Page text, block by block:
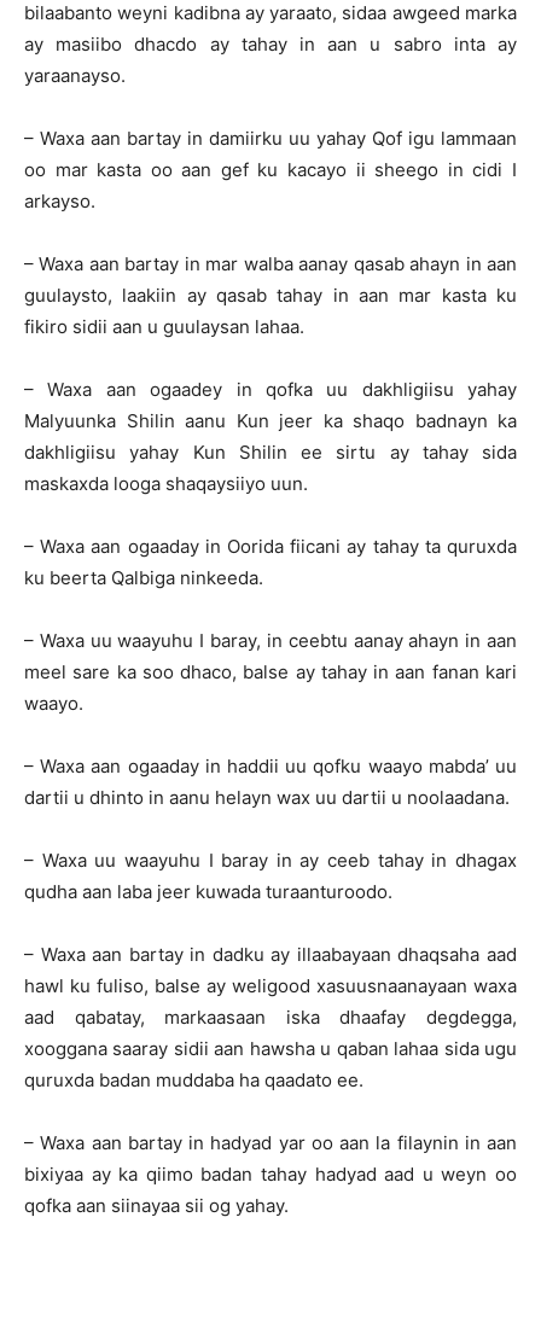
bilaabanto weyni kadibna ay yaraato, sidaa awgeed marka
ay masiibo dhacdo ay tahay in aan u sabro inta ay
yaraanayso.
– Waxa aan bartay in damiirku uu yahay Qof igu lammaan
oo mar kasta oo aan gef ku kacayo ii sheego in cidi I
arkayso.
– Waxa aan bartay in mar walba aanay qasab ahayn in aan
guulaysto, laakiin ay qasab tahay in aan mar kasta ku
fikiro sidii aan u guulaysan lahaa.
– Waxa aan ogaadey in qofka uu dakhligiisu yahay
Malyuunka Shilin aanu Kun jeer ka shaqo badnayn ka
dakhligiisu yahay Kun Shilin ee sirtu ay tahay sida
maskaxda looga shaqaysiiyo uun.
– Waxa aan ogaaday in Oorida fiicani ay tahay ta quruxda
ku beerta Qalbiga ninkeeda.
– Waxa uu waayuhu I baray, in ceebtu aanay ahayn in aan
meel sare ka soo dhaco, balse ay tahay in aan fanan kari
waayo.
– Waxa aan ogaaday in haddii uu qofku waayo mabda’ uu
dartii u dhinto in aanu helayn wax uu dartii u noolaadana.
– Waxa uu waayuhu I baray in ay ceeb tahay in dhagax
qudha aan laba jeer kuwada turaanturoodo.
– Waxa aan bartay in dadku ay illaabayaan dhaqsaha aad
hawl ku fuliso, balse ay weligood xasuusnaanayaan waxa
aad qabatay, markaasaan iska dhaafay degdegga,
xooggana saaray sidii aan hawsha u qaban lahaa sida ugu
quruxda badan muddaba ha qaadato ee.
– Waxa aan bartay in hadyad yar oo aan la filaynin in aan
bixiyaa ay ka qiimo badan tahay hadyad aad u weyn oo
qofka aan siinayaa sii og yahay.